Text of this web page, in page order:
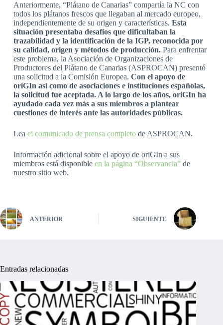
Anteriormente, “Plátano de Canarias” compartía la NC con
todos los plátanos frescos que llegaban al mercado europeo,
independientemente de su origen y características. Esta
situación presentaba desafíos que dificultaban la
trazabilidad y la identificación de la IGP, reconocida por
su calidad, origen y métodos de producción. Para enfrentar
este problema, la Asociación de Organizaciones de
Productores del Plátano de Canarias (ASPROCAN) presentó
una solicitud a la Comisión Europea. Con el apoyo de
oriGIn así como de asociaciones e instituciones españolas,
la solicitud fue aceptada. A lo largo de los años, oriGIn ha
ayudado cada vez más a sus miembros a plantear
cuestiones de interés ante las autoridades públicas.
Lea el comunicado de prensa completode ASPROCAN.
Información adicional sobre el apoyo de oriGIn a sus
miembros está disponible en la página “Observancia”de
nuestro sitio web.
ANTERIOR SIGUIENTE
Entradas relacionadas